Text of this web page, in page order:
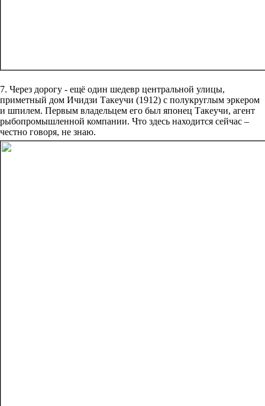
7. Через дорогу - ещё один шедевр центральной улицы,
приметный дом Ичидзи Такеучи (1912) с полукруглым эркером
и шпилем. Первым владельцем его был японец Такеучи, агент
рыбопромышленной компании. Что здесь находится сейчас –
честно говоря, не знаю.